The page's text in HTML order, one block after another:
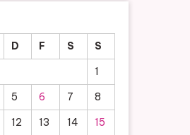
D F S
S
1
5 6 7
8
12 13 14
15